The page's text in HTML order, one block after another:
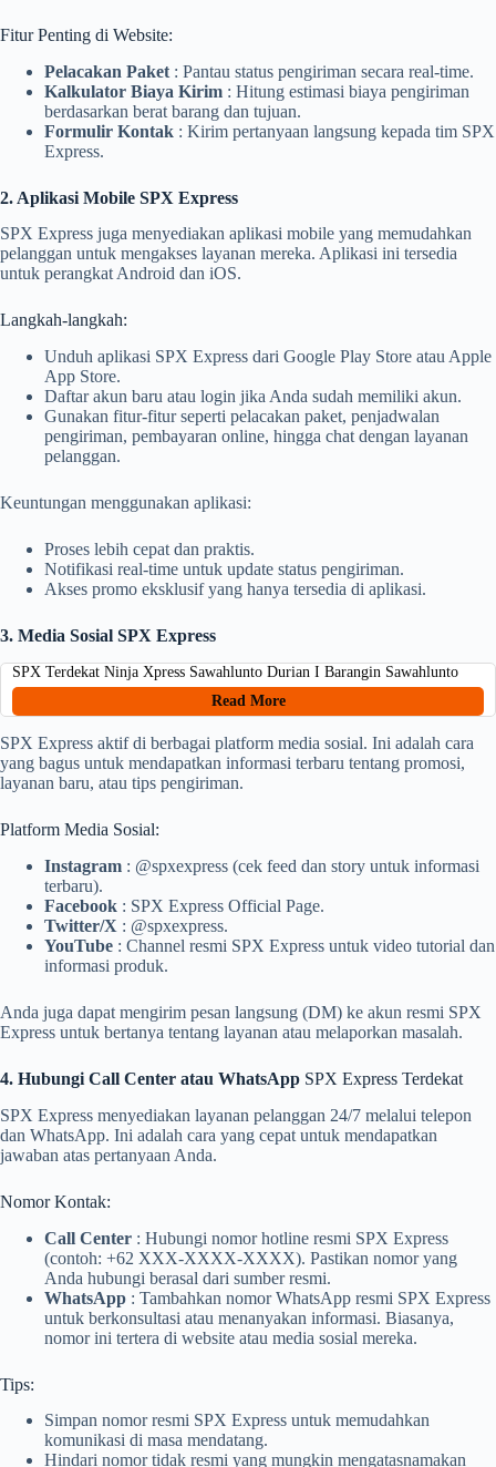
Fitur Penting di Website:
Pelacakan Paket : Pantau status pengiriman secara real-time.
Kalkulator Biaya Kirim : Hitung estimasi biaya pengiriman
berdasarkan berat barang dan tujuan.
Formulir Kontak : Kirim pertanyaan langsung kepada tim SPX
Express.
2. Aplikasi Mobile SPX Express
SPX Express juga menyediakan aplikasi mobile yang memudahkan
pelanggan untuk mengakses layanan mereka. Aplikasi ini tersedia
untuk perangkat Android dan iOS.
Langkah-langkah:
Unduh aplikasi SPX Express dari Google Play Store atau Apple
App Store.
Daftar akun baru atau login jika Anda sudah memiliki akun.
Gunakan fitur-fitur seperti pelacakan paket, penjadwalan
pengiriman, pembayaran online, hingga chat dengan layanan
pelanggan.
Keuntungan menggunakan aplikasi:
Proses lebih cepat dan praktis.
Notifikasi real-time untuk update status pengiriman.
Akses promo eksklusif yang hanya tersedia di aplikasi.
3. Media Sosial SPX Express
SPX Terdekat Ninja Xpress Sawahlunto Durian I Barangin Sawahlunto
Read More
SPX Express aktif di berbagai platform media sosial. Ini adalah cara
yang bagus untuk mendapatkan informasi terbaru tentang promosi,
layanan baru, atau tips pengiriman.
Platform Media Sosial:
Instagram : @spxexpress (cek feed dan story untuk informasi
terbaru).
Facebook : SPX Express Official Page.
Twitter/X : @spxexpress.
YouTube : Channel resmi SPX Express untuk video tutorial dan
informasi produk.
Anda juga dapat mengirim pesan langsung (DM) ke akun resmi SPX
Express untuk bertanya tentang layanan atau melaporkan masalah.
4. Hubungi Call Center atau WhatsApp SPX Express Terdekat
SPX Express menyediakan layanan pelanggan 24/7 melalui telepon
dan WhatsApp. Ini adalah cara yang cepat untuk mendapatkan
jawaban atas pertanyaan Anda.
Nomor Kontak:
Call Center : Hubungi nomor hotline resmi SPX Express
(contoh: +62 XXX-XXXX-XXXX). Pastikan nomor yang
Anda hubungi berasal dari sumber resmi.
WhatsApp : Tambahkan nomor WhatsApp resmi SPX Express
untuk berkonsultasi atau menanyakan informasi. Biasanya,
nomor ini tertera di website atau media sosial mereka.
Tips:
Simpan nomor resmi SPX Express untuk memudahkan
komunikasi di masa mendatang.
Hindari nomor tidak resmi yang mungkin mengatasnamakan